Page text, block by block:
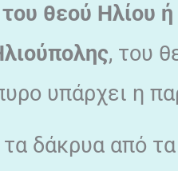
θεού Ηλίου ή
, του
υπάρχει η
δάκρυα από